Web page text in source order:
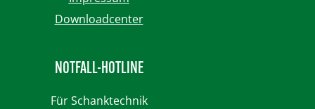
Downloadcenter
NOTFALL-HOTLINE
Für Schanktechnik